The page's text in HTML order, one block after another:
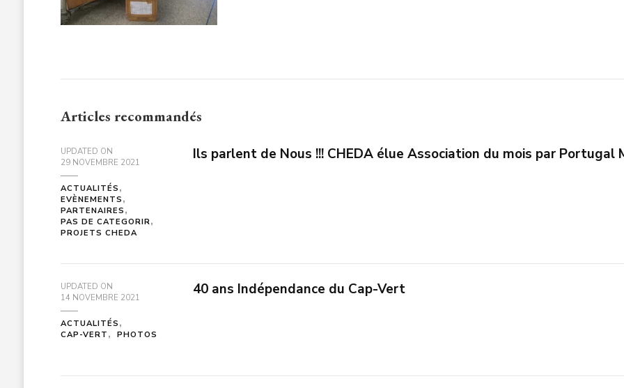
Articles recommandés
UPDATED ON
29 NOVEMBRE 2021
ACTUALITÉS
EVÈNEMENTS
PARTENAIRES
PAS DE CATEGORIR
PROJETS CHEDA
Ils parlent de Nous !!! CHEDA élue Association du mois par Portugal
UPDATED ON
14 NOVEMBRE 2021
ACTUALITÉS
CAP-VERT
PHOTOS
40 ans Indépendance du Cap-Vert